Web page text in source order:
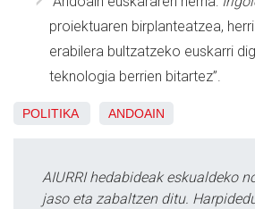
proiektuaren birplanteatzea,
erabilera bultzatzeko euskarri
teknologia berrien bitartez”.
POLITIKA ANDOAIN
AIURRI hedabideak eskualdeko
jaso eta zabaltzen ditu.